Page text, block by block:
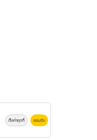
ตั้งค่าคุกกี้ ยอมรับ